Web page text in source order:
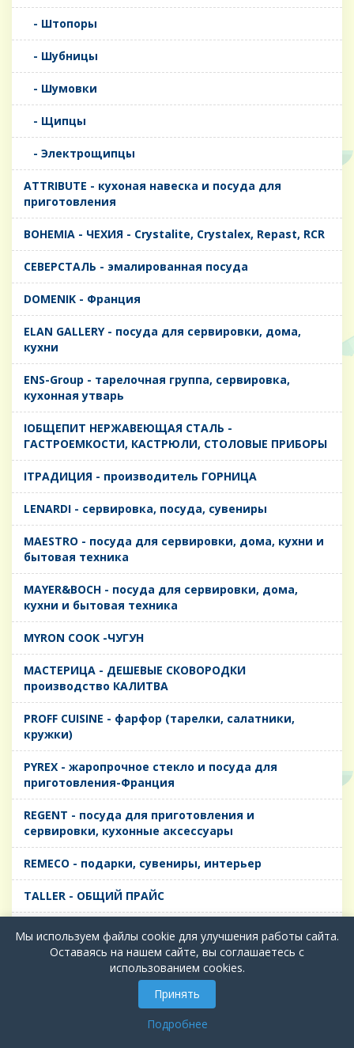
- Штопоры
- Шубницы
- Шумовки
- Щипцы
- Электрощипцы
ATTRIBUTE - кухоная навеска и посуда для
приготовления
BOHEMIA - ЧЕХИЯ - Crystalite, Crystalex, Repast, RCR
CЕВЕРСТАЛЬ - эмалированная посуда
DOMENIK - Франция
ELAN GALLERY - посуда для сервировки, дома,
кухни
ENS-Group - тарелочная группа, сервировка,
кухонная утварь
IОБЩЕПИТ НЕРЖАВЕЮЩАЯ СТАЛЬ -
ГАСТРОЕМКОСТИ, КАСТРЮЛИ, СТОЛОВЫЕ ПРИБОРЫ
IТРАДИЦИЯ - производитель ГОРНИЦА
LENARDI - сервировка, посуда, сувениры
MAESTRO - посуда для сервировки, дома, кухни и
бытовая техника
MAYER&BOCH - посуда для сервировки, дома,
кухни и бытовая техника
MYRON COOK -ЧУГУН
MАСТЕРИЦА - ДЕШЕВЫЕ СКОВОРОДКИ
производство КАЛИТВА
PROFF CUISINE - фарфор (тарелки, салатники,
кружки)
PYREX - жаропрочное стекло и посуда для
приготовления-Франция
REGENT - посуда для приготовления и
сервировки, кухонные аксессуары
REMECO - подарки, сувениры, интерьер
TALLER - ОБЩИЙ ПРАЙС
TIMA - посуда для приготовления и сервировки,
кухонные аксессуары
БИОСТАЛЬ - ТЕРМОСА
Мы используем файлы cookie для улучшения работы сайта.
Оставаясь на нашем сайте, вы соглашаетесь с
использованием cookies.
Принять
Подробнее